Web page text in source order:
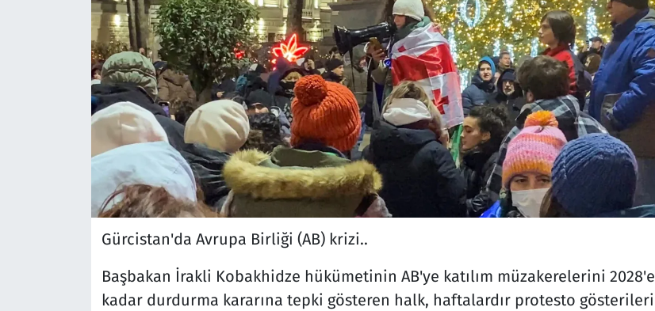
Gürcistan'da Avrupa Birliği (AB) krizi..
Başbakan İrakli Kobakhidze hükümetinin AB'ye katılım müzakerelerini 2028'e
kadar durdurma kararına tepki gösteren halk, haftalardır protesto gösterileri